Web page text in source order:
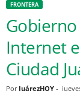
FRONTERA
Internet
Ciudad
Por JuárezHOY -